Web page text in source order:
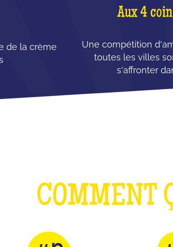
de la crème
Aux 4
Une compétition
toutes les villes
s'affronter
COMMENT